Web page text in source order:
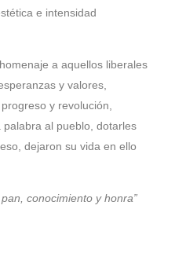
e intensidad
a aquellos liberales
y valores,
y revolución,
al pueblo, dotarles
dejaron su vida en ello
conocimiento y honra”